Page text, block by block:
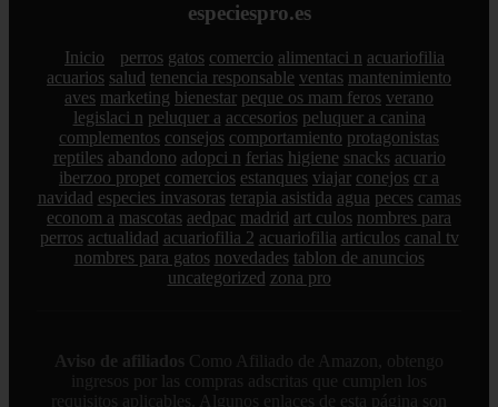
especiespro.es
Inicio perros gatos comercio alimentaci n acuariofilia
acuarios salud tenencia responsable ventas mantenimiento
aves marketing bienestar peque os mam feros verano
legislaci n peluquer a accesorios peluquer a canina
complementos consejos comportamiento protagonistas
reptiles abandono adopci n ferias higiene snacks acuario
iberzoo propet comercios estanques viajar conejos cr a
navidad especies invasoras terapia asistida agua peces camas
econom a mascotas aedpac madrid art culos nombres para
perros actualidad acuariofilia 2 acuariofilia articulos canal tv
nombres para gatos novedades tablon de anuncios
uncategorized zona pro
Aviso de afiliados Como Afiliado de Amazon, obtengo
ingresos por las compras adscritas que cumplen los
requisitos aplicables. Algunos enlaces de esta página son